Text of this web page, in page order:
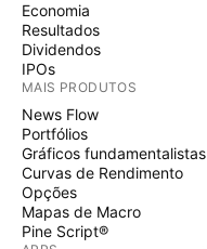
Economia
Resultados
Dividendos
IPOs
MAIS PRODUTOS
News Flow
Portfólios
Gráficos fundamentalistas
Curvas de Rendimento
Opções
Mapas de Macro
Pine Script®